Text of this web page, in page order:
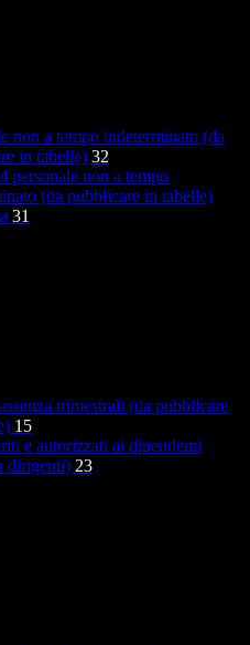
non a tempo indeterminato (da
in tabelle) 32
personale non a tempo
(da pubblicare in tabelle)
31
trimestrali (da pubblicare
15
e autorizzati ai dipendenti
dirigenti) 23